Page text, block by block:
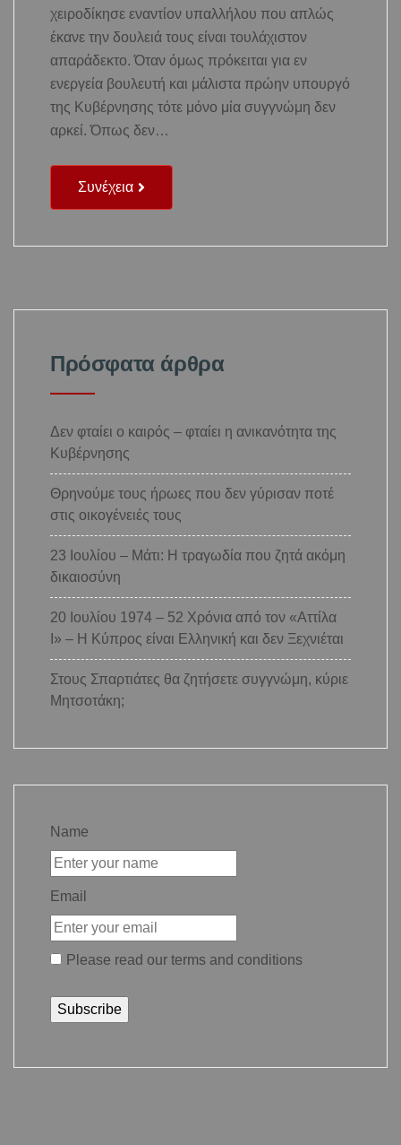
χειροδίκησε εναντίον υπαλλήλου που απλώς
έκανε την δουλειά τους είναι τουλάχιστον
απαράδεκτο. Όταν όμως πρόκειται για εν
ενεργεία βουλευτή και μάλιστα πρώην υπουργό
της Κυβέρνησης τότε μόνο μία συγγνώμη δεν
αρκεί. Όπως δεν…
Συνέχεια
Πρόσφατα άρθρα
Δεν φταίει ο καιρός – φταίει η ανικανότητα της
Κυβέρνησης
Θρηνούμε τους ήρωες που δεν γύρισαν ποτέ
στις οικογένειές τους
23 Ιουλίου – Μάτι: Η τραγωδία που ζητά ακόμη
δικαιοσύνη
20 Ιουλίου 1974 – 52 Χρόνια από τον «Αττίλα
Ι» – Η Κύπρος είναι Ελληνική και δεν Ξεχνιέται
Στους Σπαρτιάτες θα ζητήσετε συγγνώμη, κύριε
Μητσοτάκη;
Name
Email
Please read our terms and conditions